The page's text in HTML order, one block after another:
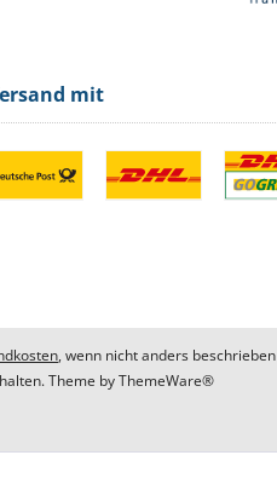
mit
, wenn nicht anders beschrieben
Theme byThemeWare®